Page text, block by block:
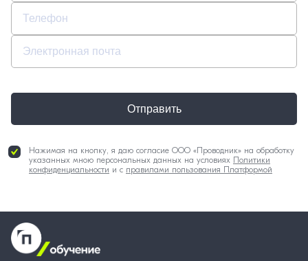
Нажимая на кнопку, я даю согласие ООО «Проводник» на обработку
указанных мною персональных данных на условиях Политики
конфиденциальности и с правилами пользования Платформой
Отправить